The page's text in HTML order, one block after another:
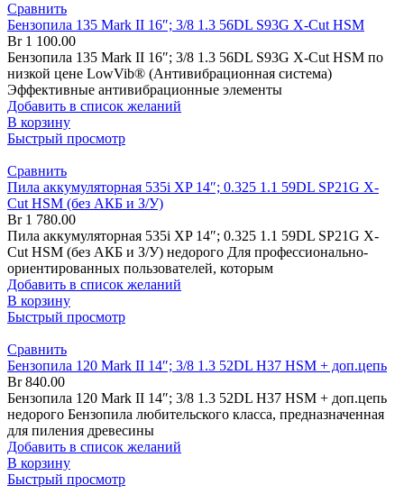
Сравнить
Бензопила 135 Mark II 16″; 3/8 1.3 56DL S93G X-Cut HSM
Br1 100.00
Бензопила 135 Mark II 16″; 3/8 1.3 56DL S93G X-Cut HSM по
низкой цене LowVib® (Антивибрационная система)
Эффективные антивибрационные элементы
Добавить в список желаний
В корзину
Быстрый просмотр
Сравнить
Пила аккумуляторная 535i XP 14″; 0.325 1.1 59DL SP21G X-
Cut HSM (без АКБ и З/У)
Br1 780.00
Пила аккумуляторная 535i XP 14″; 0.325 1.1 59DL SP21G X-
Cut HSM (без АКБ и З/У) недорого Для профессионально-
ориентированных пользователей, которым
Добавить в список желаний
В корзину
Быстрый просмотр
Сравнить
Бензопила 120 Mark II 14″; 3/8 1.3 52DL H37 HSM + доп.цепь
Br840.00
Бензопила 120 Mark II 14″; 3/8 1.3 52DL H37 HSM + доп.цепь
недорого Бензопила любительского класса, предназначенная
для пиления древесины
Добавить в список желаний
В корзину
Быстрый просмотр